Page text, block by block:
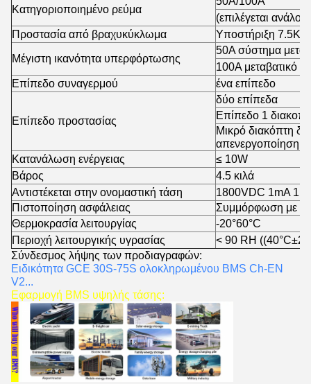
Κατηγοριοποιημένο ρεύμα
(επιλέγεται
Προστασία από βραχυκύκλωμα
Υποστήριξη 7.5KA
Μέγιστη ικανότητα υπερφόρτωσης
50A σύστημα
100A μεταβατικό
Επίπεδο συναγερμού
ένα επίπεδο
Επίπεδο προστασίας
δύο επίπεδα
Επίπεδο 1
Μικρό διακόπτη
απενεργοποίηση
Κατανάλωση ενέργειας
≤ 10W
Βάρος
4.5 κιλά
Αντιστέκεται στην ονομαστική τάση
1800VDC 1mA 1
Πιστοποίηση ασφάλειας
Συμμόρφωση με
Θερμοκρασία λειτουργίας
-20°60°C
Περιοχή λειτουργικής υγρασίας
< 90 RH
Σύνδεσμος λήψης των προδιαγραφών:
Ειδικότητα GCE 30S-75S ολοκληρωμένου BMS Ch-EN
V2...
Εφαρμογή BMS υψηλής τάσης: